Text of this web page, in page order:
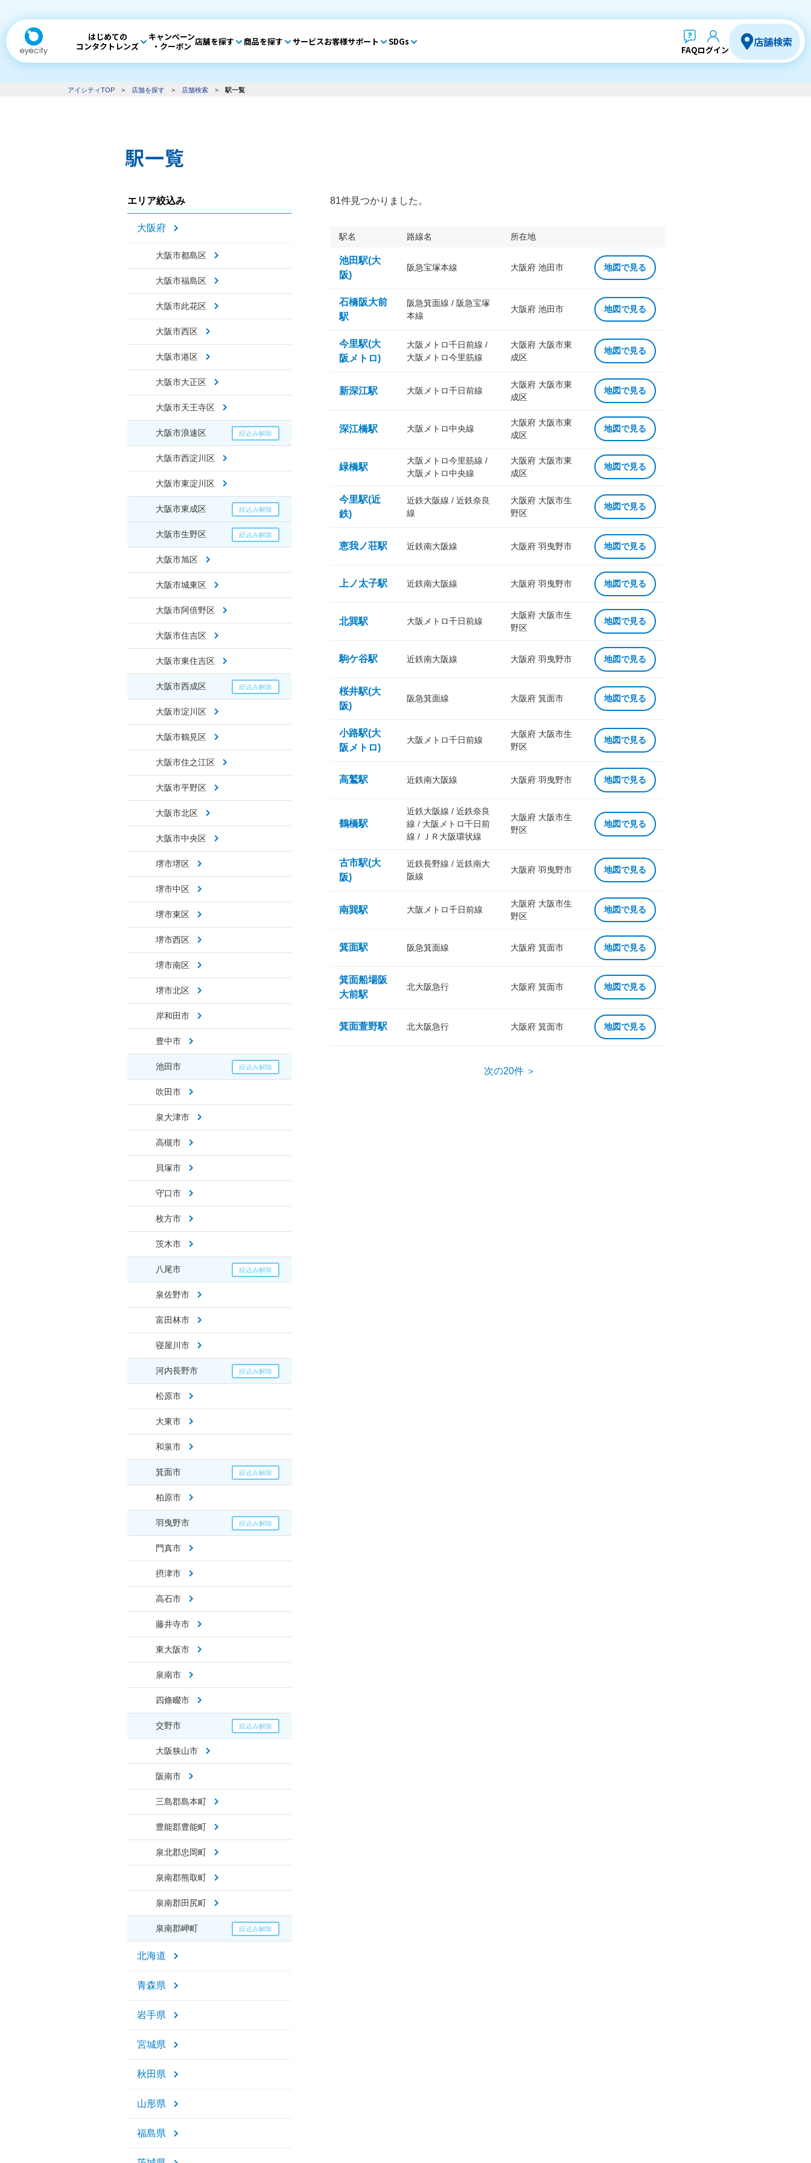
はじめての
コンタクトレンズ
キャンペーン
・クーポン 店舗を探す 商品を探す サービスお客様サポート SDGs
FAQログイン
店舗検索
アイシティTOP > 店舗を探す > 店舗検索 > 駅一覧
駅一覧
エリア絞込み
大阪府
大阪市都島区
大阪市福島区
大阪市此花区
大阪市西区
大阪市港区
大阪市大正区
大阪市天王寺区
大阪市浪速区
大阪市西淀川区
大阪市東淀川区
大阪市東成区
大阪市生野区
大阪市旭区
大阪市城東区
大阪市阿倍野区
大阪市住吉区
大阪市東住吉区
大阪市西成区
大阪市淀川区
大阪市鶴見区
大阪市住之江区
大阪市平野区
大阪市北区
大阪市中央区
堺市堺区
堺市中区
堺市東区
堺市西区
堺市南区
堺市北区
岸和田市
豊中市
池田市
吹田市
泉大津市
高槻市
貝塚市
守口市
枚方市
茨木市
八尾市
泉佐野市
富田林市
寝屋川市
河内長野市
松原市
大東市
和泉市
箕面市
柏原市
羽曳野市
門真市
摂津市
高石市
藤井寺市
東大阪市
泉南市
四條畷市
交野市
大阪狭山市
阪南市
三島郡島本町
豊能郡豊能町
泉北郡忠岡町
泉南郡熊取町
泉南郡田尻町
泉南郡岬町
北海道
青森県
岩手県
宮城県
秋田県
山形県
福島県
81件見つかりました。
駅名 路線名 所在地
池田駅(大
阪)
阪急宝塚本線 大阪府 池田市 地図で見る
石橋阪大前
駅
阪急箕面線 / 阪急宝塚
本線
大阪府 池田市 地図で見る
今里駅(大
阪メトロ)
大阪メトロ千日前線 /
大阪メトロ今里筋線
大阪府 大阪市東
成区
地図で見る
新深江駅 大阪メトロ千日前線
大阪府 大阪市東
成区
地図で見る
深江橋駅 大阪メトロ中央線
大阪府 大阪市東
成区
地図で見る
緑橋駅
大阪メトロ今里筋線 /
大阪メトロ中央線
大阪府 大阪市東
成区
地図で見る
今里駅(近
鉄)
近鉄大阪線 / 近鉄奈良
線
大阪府 大阪市生
野区
地図で見る
恵我ノ荘駅 近鉄南大阪線 大阪府 羽曳野市 地図で見る
上ノ太子駅 近鉄南大阪線 大阪府 羽曳野市 地図で見る
北巽駅 大阪メトロ千日前線
大阪府 大阪市生
野区
地図で見る
駒ケ谷駅 近鉄南大阪線 大阪府 羽曳野市 地図で見る
桜井駅(大
阪)
阪急箕面線 大阪府 箕面市 地図で見る
小路駅(大
阪メトロ)
大阪メトロ千日前線
大阪府 大阪市生
野区
地図で見る
高鷲駅 近鉄南大阪線 大阪府 羽曳野市 地図で見る
鶴橋駅
近鉄大阪線 / 近鉄奈良
線 / 大阪メトロ千日前
線 / ＪＲ大阪環状線
大阪府 大阪市生
野区
地図で見る
古市駅(大
阪)
近鉄長野線 / 近鉄南大
阪線
大阪府 羽曳野市 地図で見る
南巽駅 大阪メトロ千日前線
大阪府 大阪市生
野区
地図で見る
箕面駅 阪急箕面線 大阪府 箕面市 地図で見る
箕面船場阪
大前駅
北大阪急行 大阪府 箕面市 地図で見る
箕面萱野駅 北大阪急行 大阪府 箕面市 地図で見る
次の20件 ＞